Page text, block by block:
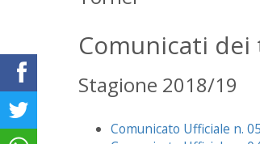
Comunicati
Stagione 2018/19
Comunicato Ufficiale n.